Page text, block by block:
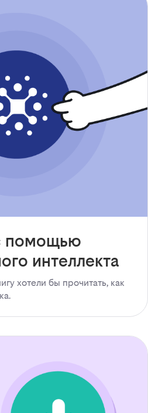
помощью
интеллекта
хотели бы прочитать, как